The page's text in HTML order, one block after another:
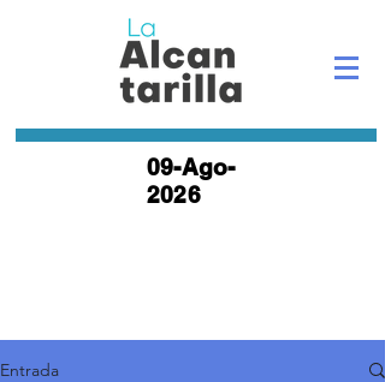
09-Ago-
2026
Entrada